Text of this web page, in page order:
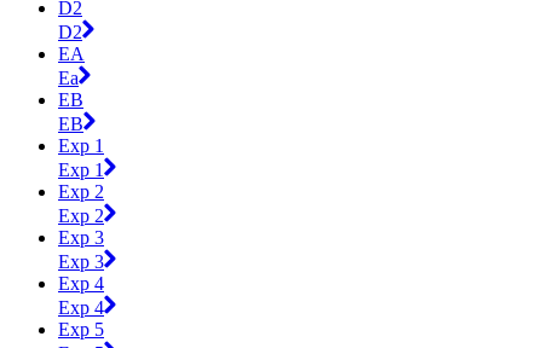
D2
D2
EA
Ea
EB
EB
Exp 1
Exp 1
Exp 2
Exp 2
Exp 3
Exp 3
Exp 4
Exp 4
Exp 5